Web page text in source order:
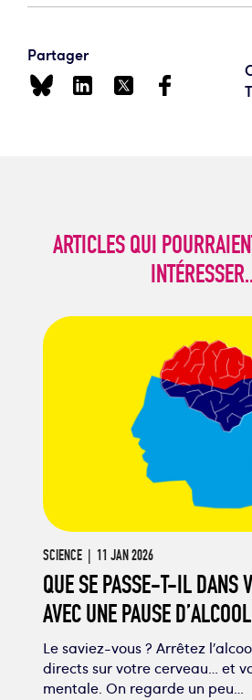
Partager
ARTICLES QUI
SCIENCE | 11 JAN 2026
QUE SE PASSE-T-IL DANS
AVEC UNE PAUSE
Le saviez-vous ? Arrêtez
directs sur votre cerveau… et
mentale. On regarde un peu…